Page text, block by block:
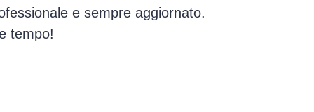
e sempre aggiornato.
tempo!